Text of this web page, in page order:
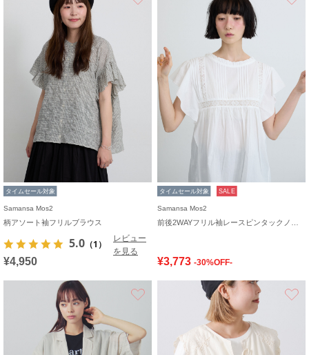
タイムセール対象
Samansa Mos2
柄アソート袖フリルブラウス
5.0 （1）
レビュー
を見る
¥4,950
タイムセール対象 SALE
Samansa Mos2
¥3,773 -30%OFF-